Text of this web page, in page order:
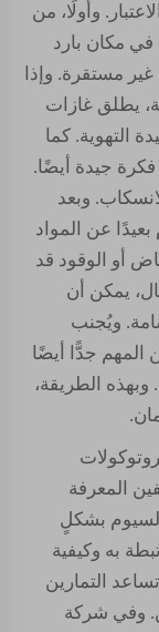
وأولًا، من
في مكان بارد
مستقرة. وإذا
يطلق غازات
التهوية. كما
جيدة أيضًا.
وبعد
عن المواد
أو الوقود قد
يمكن أن
ويُجنب
المهم جدًّا أيضًا
الطريقة،
المعرفة
بشكلٍ
به وكيفية
التمارين
وفي شركة